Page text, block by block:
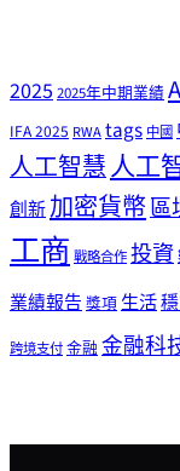
2025 2025年中期業績
IFA 2025 RWAtags 中國
人工智慧人工
創新加密貨幣區
工商 戰略合作投資
業績報告 獎項生活
跨境支付金融 金融科